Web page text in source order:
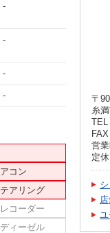
-
-
-
-
コン
アリング
コーダー
ィーゼル
〒
糸
TEL
営
定